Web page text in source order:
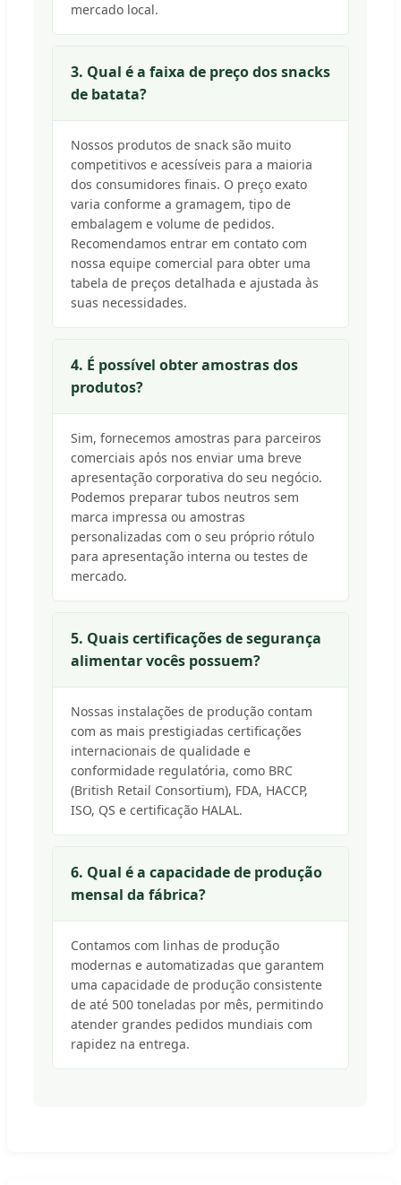
mercado local.
3. Qual é a faixa de preço dos snacks
de batata?
Nossos produtos de snack são muito
competitivos e acessíveis para a maioria
dos consumidores finais. O preço exato
varia conforme a gramagem, tipo de
embalagem e volume de pedidos.
Recomendamos entrar em contato com
nossa equipe comercial para obter uma
tabela de preços detalhada e ajustada às
suas necessidades.
4. É possível obter amostras dos
produtos?
Sim, fornecemos amostras para parceiros
comerciais após nos enviar uma breve
apresentação corporativa do seu negócio.
Podemos preparar tubos neutros sem
marca impressa ou amostras
personalizadas com o seu próprio rótulo
para apresentação interna ou testes de
mercado.
5. Quais certificações de segurança
alimentar vocês possuem?
Nossas instalações de produção contam
com as mais prestigiadas certificações
internacionais de qualidade e
conformidade regulatória, como BRC
(British Retail Consortium), FDA, HACCP,
ISO, QS e certificação HALAL.
6. Qual é a capacidade de produção
mensal da fábrica?
Contamos com linhas de produção
modernas e automatizadas que garantem
uma capacidade de produção consistente
de até 500 toneladas por mês, permitindo
atender grandes pedidos mundiais com
rapidez na entrega.